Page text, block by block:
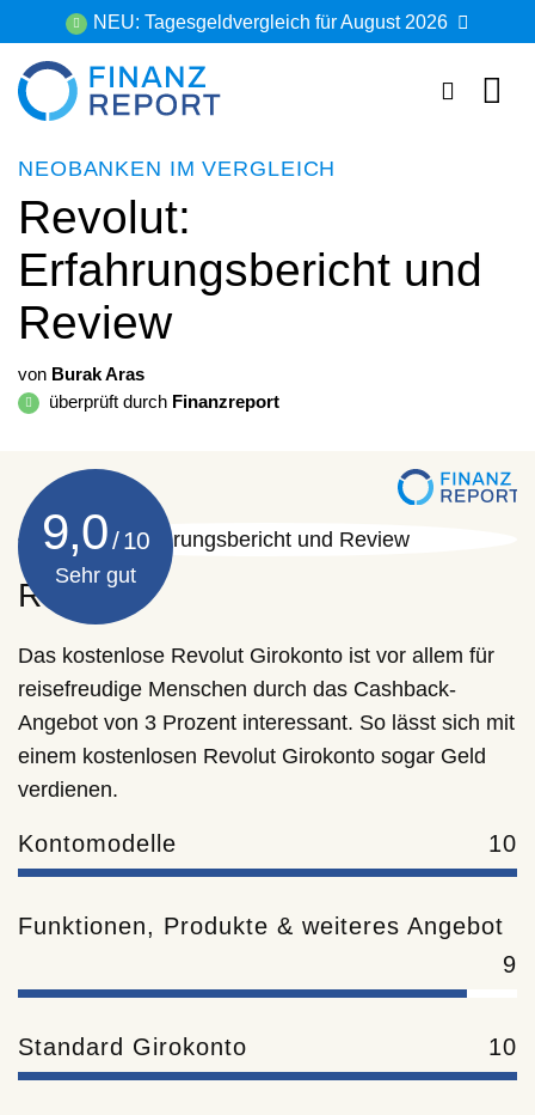
Inhalt
springen
NEU: Tagesgeldvergleich für August 2026
NEOBANKEN IM VERGLEICH
Revolut:
Erfahrungsbericht und
Review
von Burak Aras
überprüft durch Finanzreport
Revolut
Das kostenlose Revolut Girokonto ist vor allem für
reisefreudige Menschen durch das Cashback-
Angebot von 3 Prozent interessant. So lässt sich mit
einem kostenlosen Revolut Girokonto sogar Geld
verdienen.
Kontomodelle 10
Funktionen, Produkte & weiteres Angebot
9
Standard Girokonto 10
9,0
Sehr gut